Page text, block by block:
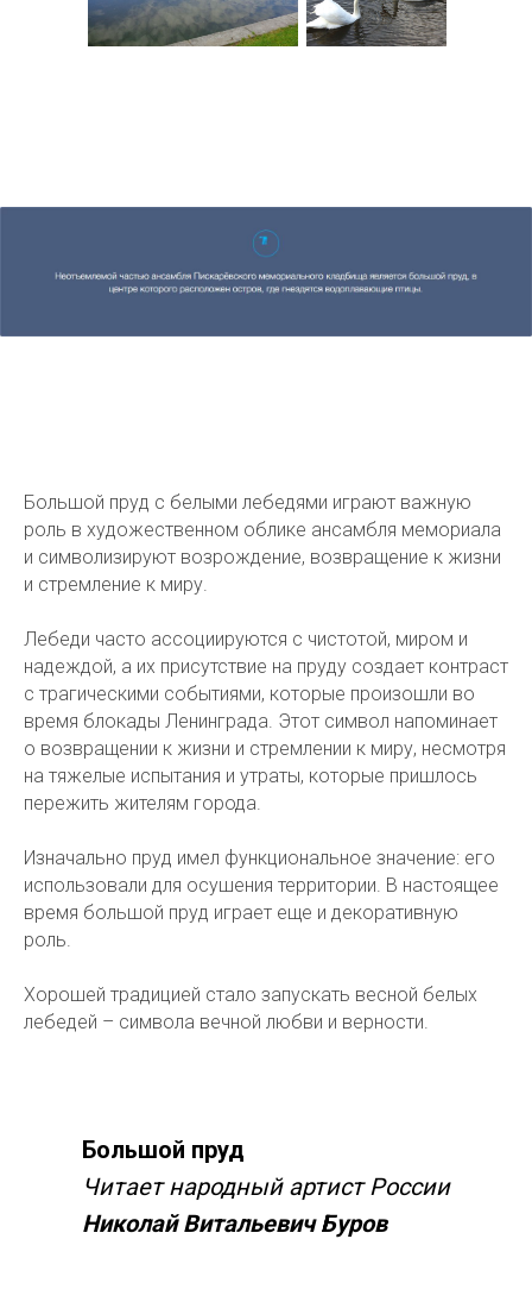
Цифровая экскурсия
Новости
Большой пруд с белыми лебедями играют важную
роль в художественном облике ансамбля мемориала
и символизируют возрождение, возвращение к жизни
и стремление к миру.
Лебеди часто ассоциируются с чистотой, миром и
надеждой, а их присутствие на пруду создает контраст
с трагическими событиями, которые произошли во
время блокады Ленинграда. Этот символ напоминает
о возвращении к жизни и стремлении к миру, несмотря
на тяжелые испытания и утраты, которые пришлось
пережить жителям города.
Изначально пруд имел функциональное значение: его
использовали для осушения территории. В настоящее
время большой пруд играет еще и декоративную
роль.
Хорошей традицией стало запускать весной белых
лебедей – символа вечной любви и верности.
Большой пруд
Читает народный артист России
Николай Витальевич Буров